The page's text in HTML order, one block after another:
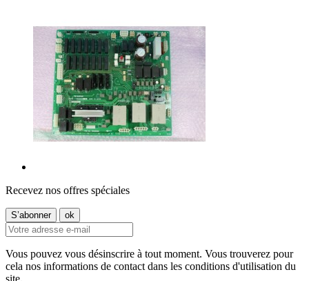
Recevez nos offres spéciales
Vous pouvez vous désinscrire à tout moment. Vous trouverez pour
cela nos informations de contact dans les conditions d'utilisation du